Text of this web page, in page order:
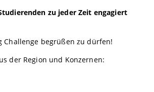
zu jeder Zeit engagiert
Challenge begrüßen zu dürfen!
der Region und Konzernen: